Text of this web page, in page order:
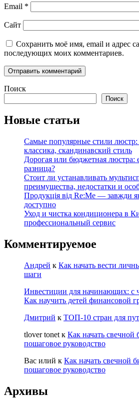
Email *
Сайт
Сохранить моё имя, email и адрес
последующих моих комментариев.
Поиск
Поиск
Новые статьи
Самые популярные стили
классика, скандинавский стиль
Дорогая или бюджетная люстра:
разница?
Стоит ли устанавливать
преимущества, недостатки и
Продукція від Re:Me — завжди
доступно
Уход и чистка кондиционера в
профессиональный сервис
Комментируемое
Андрей к Как начать вести
шаги
Инвестиции для начинающих: с
Как научить детей финансовой
Дмитрий к ТОП-10 стран для
tlover tonet к Как начать свечной
пошаговое руководство
Вас илий к Как начать свечной
пошаговое руководство
Архивы